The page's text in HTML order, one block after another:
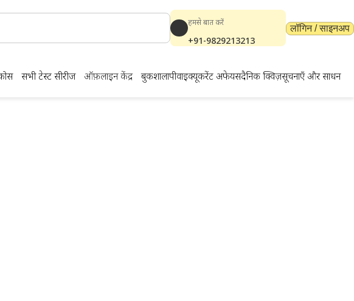
हमसे बात करें
+91-9829213213
लॉगिन / साइनअप
सभी टेस्ट सीरीज ऑफ़लाइन केंद्र बुकशालापीवाईक्यूकरेंट अफेयर्सदैनिक क्विज़सूचनाएँ और साधन